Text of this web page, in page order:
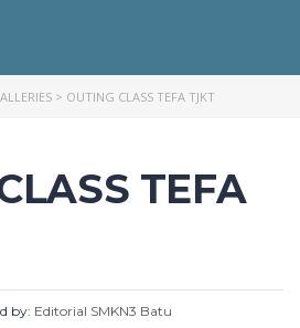
> OUTING CLASS TEFA TJKT
TEFA
by: Editorial SMKN3 Batu